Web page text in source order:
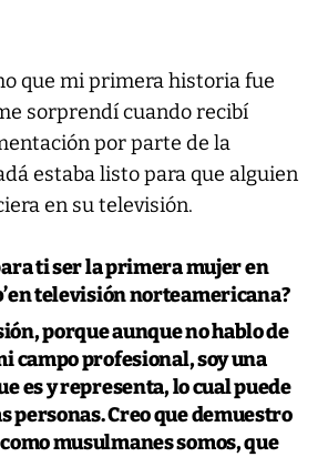
que mi primera historia fue
sorprendí cuando recibí
por parte de la
estaba listo para que alguien
en su televisión.
ti ser la primera mujer en
televisión norteamericana?
porque aunque no hablo de
campo profesional, soy una
es y representa, lo cual puede
personas. Creo que demuestro
musulmanes somos, que